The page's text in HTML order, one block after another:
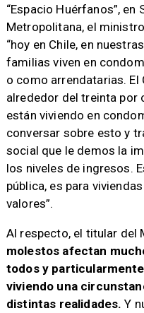
“Espacio Huérfanos”, en
Metropolitana, el
“hoy en Chile, en
familias viven en
o como arrendatarias. El
alrededor del treinta por
están viviendo en
conversar sobre esto y
social que le demos la
los niveles de ingresos.
pública, es para
valores”.
Al respecto, el titular del
molestos afectan
todos y
viviendo una
distintas realidades. Y